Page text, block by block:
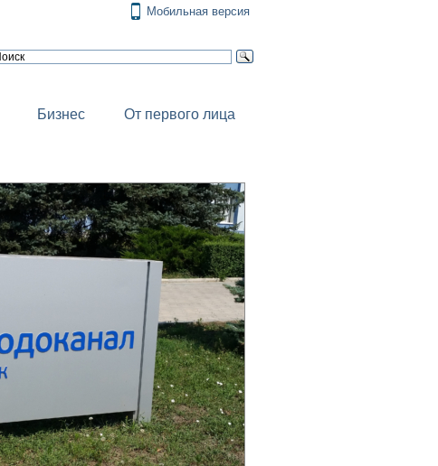
Мобильная версия
Бизнес От первого лица